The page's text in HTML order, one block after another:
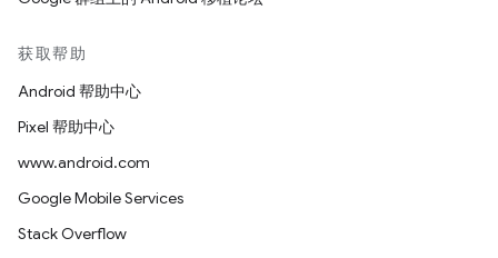
获取帮助
Android 帮助中心
Pixel 帮助中心
www.android.com
Google Mobile Services
Stack Overflow